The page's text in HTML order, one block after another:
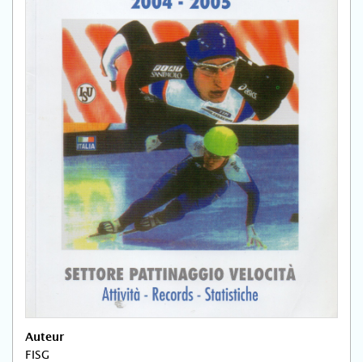
Auteur
FISG